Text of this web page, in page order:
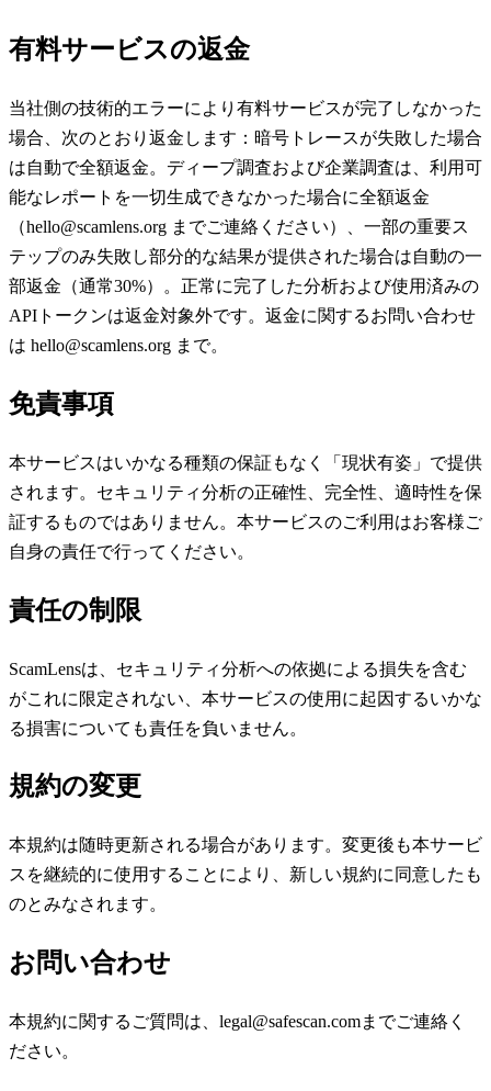
有料サービスの返金
当社側の技術的エラーにより有料サービスが完了しなかった
場合、次のとおり返金します：暗号トレースが失敗した場合
は自動で全額返金。ディープ調査および企業調査は、利用可
能なレポートを一切生成できなかった場合に全額返金
（hello@scamlens.org までご連絡ください）、一部の重要ス
テップのみ失敗し部分的な結果が提供された場合は自動の一
部返金（通常30%）。正常に完了した分析および使用済みの
APIトークンは返金対象外です。返金に関するお問い合わせ
は hello@scamlens.org まで。
免責事項
本サービスはいかなる種類の保証もなく「現状有姿」で提供
されます。セキュリティ分析の正確性、完全性、適時性を保
証するものではありません。本サービスのご利用はお客様ご
自身の責任で行ってください。
責任の制限
ScamLensは、セキュリティ分析への依拠による損失を含む
がこれに限定されない、本サービスの使用に起因するいかな
る損害についても責任を負いません。
規約の変更
本規約は随時更新される場合があります。変更後も本サービ
スを継続的に使用することにより、新しい規約に同意したも
のとみなされます。
お問い合わせ
本規約に関するご質問は、legal@safescan.comまでご連絡く
ださい。